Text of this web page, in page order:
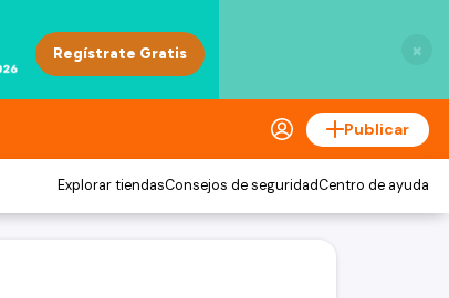
×
Publicar
Explorar tiendasConsejos de seguridadCentro de ayuda